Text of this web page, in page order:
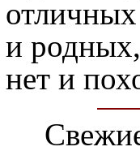
и
нет и